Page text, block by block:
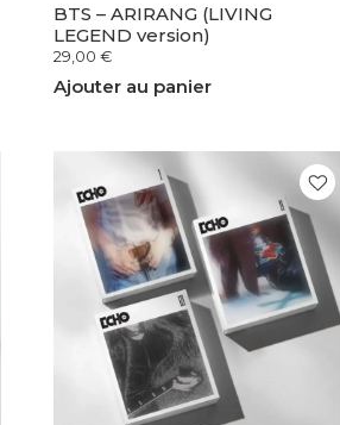
BTS – ARIRANG (LIVING
LEGEND version)
29,00 €
Ajouter au panier